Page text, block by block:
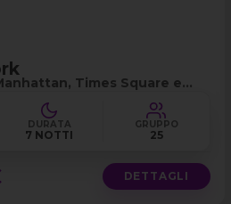
Times Square e
DURATA
7 NOTTI
GRUPPO
25
DETTAGLI